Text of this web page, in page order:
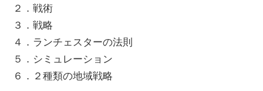
２．戦術
３．戦略
４．ランチェスターの法則
５．シミュレーション
６．２種類の地域戦略